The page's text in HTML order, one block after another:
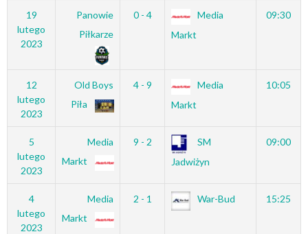
19
lutego
2023
Panowie
Piłkarze
0 - 4
Media
Markt
09:30
12
lutego
2023
Old Boys
Piła
4 - 9
Media
Markt
10:05
5
lutego
2023
Media
Markt
9 - 2
SM
Jadwiżyn
09:00
4
lutego
2023
Media
Markt
2 - 1 War-Bud 15:25